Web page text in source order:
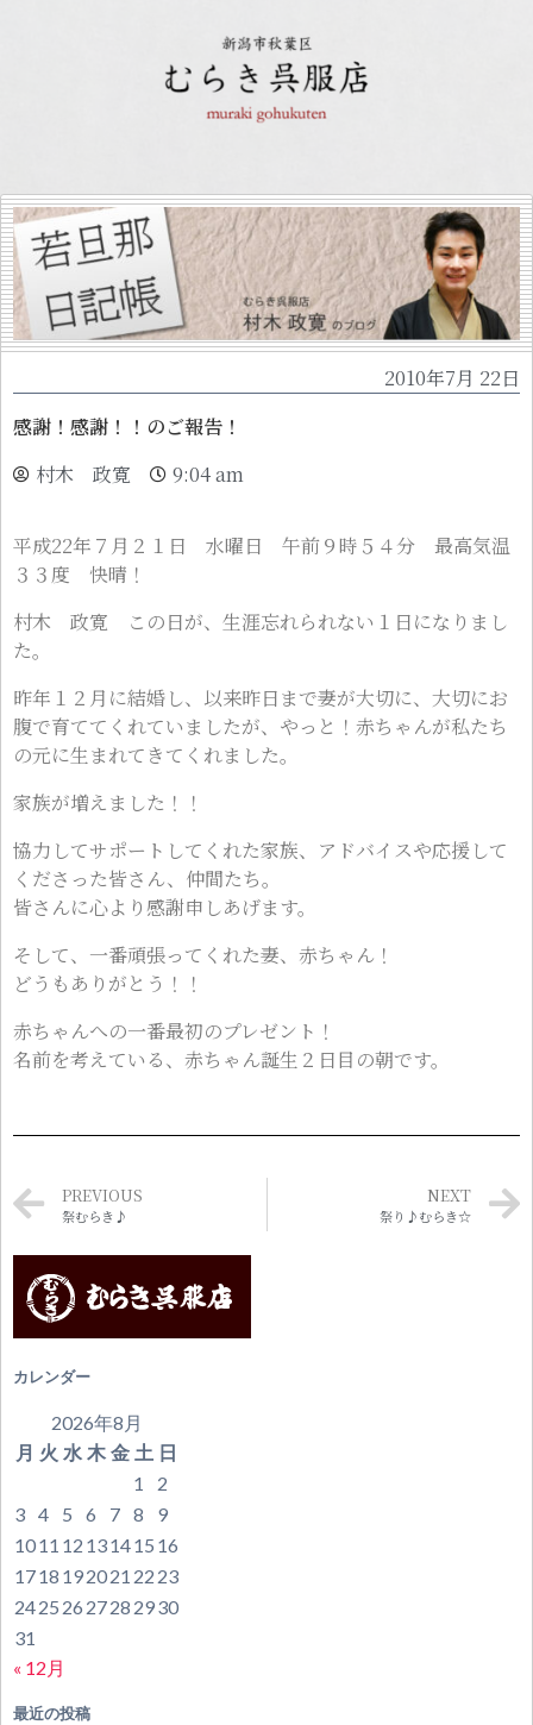
2010年7月 22日
感謝！感謝！！のご報告！
村木 政寛
9:04 am
平成22年７月２１日 水曜日 午前９時５４分 最高気温
３３度 快晴！
村木 政寛 この日が、生涯忘れられない１日になりまし
た。
昨年１２月に結婚し、以来昨日まで妻が大切に、大切にお
腹で育ててくれていましたが、やっと！赤ちゃんが私たち
の元に生まれてきてくれました。
家族が増えました！！
協力してサポートしてくれた家族、アドバイスや応援して
くださった皆さん、仲間たち。
皆さんに心より感謝申しあげます。
そして、一番頑張ってくれた妻、赤ちゃん！
どうもありがとう！！
赤ちゃんへの一番最初のプレゼント！
名前を考えている、赤ちゃん誕生２日目の朝です。
PREVIOUS
祭むらき♪
NEXT
祭り♪むらき☆
カレンダー
2026年8月
月 火 水 木 金 土 日
1
2
3 4 5 6 7 8
9
1011 12 131415 16
1718 192021 22 23
2425 26 2728 2930
31
« 12月
最近の投稿